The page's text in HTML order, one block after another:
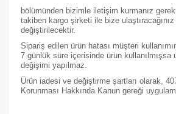
bölümünden bizimle iletişim kurmanız
takiben kargo şirketi ile bize
değiştirilecektir.
Sipariş edilen ürün hatası müşteri
7 günlük süre içerisinde ürün kullanılmışsa
değişimi yapılmaz.
Ürün iadesi ve değiştirme şartları olarak,
Korunması Hakkında Kanun gereği